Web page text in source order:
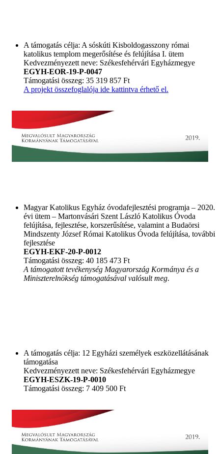
A támogatás célja: A sóskúti Kisboldogasszony római
katolikus templom megerősítése és felújítása I. ütem
Kedvezményezett neve: Székesfehérvári Egyházmegye
EGYH-EOR-19-P-0047
Támogatási összeg: 35 319 857 Ft
A projekt összefoglalója ide kattintva érhető el.
Magyar Katolikus Egyház óvodafejlesztési programja – 2020.
évi ütem – Martonvásári Szent László Katolikus Óvoda
felújítása, fejlesztése, korszerűsítése, valamint a Budaörsi
Mindszenty József Római Katolikus Óvoda felújítása, további
fejlesztése
EGYH-EKF-20-P-0012
Támogatási összeg: 40 185 473 Ft
A támogatott tevékenység Magyarország Kormánya és a
Miniszterelnökség támogatásával valósult meg.
A támogatás célja: 12 Egyházi személyek eszközellátásának
támogatása
Kedvezményezett neve: Székesfehérvári Egyházmegye
EGYH-ESZK-19-P-0010
Támogatási összeg: 7 409 500 Ft